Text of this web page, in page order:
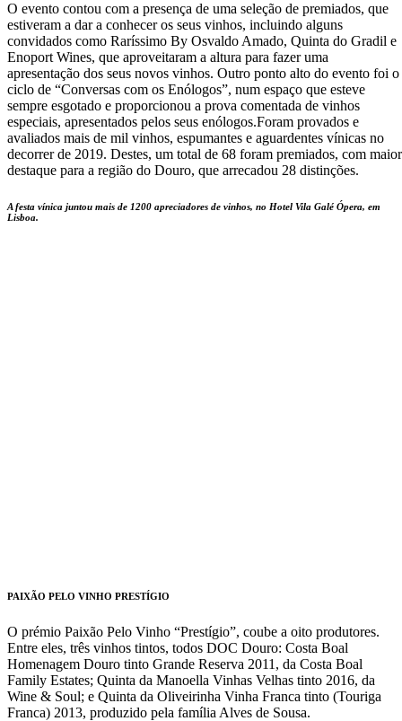
O evento contou com a presença de uma seleção de premiados, que
estiveram a dar a conhecer os seus vinhos, incluindo alguns
convidados como Raríssimo By Osvaldo Amado, Quinta do Gradil e
Enoport Wines, que aproveitaram a altura para fazer uma
apresentação dos seus novos vinhos. Outro ponto alto do evento foi o
ciclo de “Conversas com os Enólogos”, num espaço que esteve
sempre esgotado e proporcionou a prova comentada de vinhos
especiais, apresentados pelos seus enólogos.Foram provados e
avaliados mais de mil vinhos, espumantes e aguardentes vínicas no
decorrer de 2019. Destes, um total de 68 foram premiados, com maior
destaque para a região do Douro, que arrecadou 28 distinções.
A festa vínica juntou mais de 1200 apreciadores de vinhos, no Hotel Vila Galé Ópera, em
Lisboa.
PAIXÃO PELO VINHO PRESTÍGIO
O prémio Paixão Pelo Vinho “Prestígio”, coube a oito produtores.
Entre eles, três vinhos tintos, todos DOC Douro: Costa Boal
Homenagem Douro tinto Grande Reserva 2011, da Costa Boal
Family Estates; Quinta da Manoella Vinhas Velhas tinto 2016, da
Wine & Soul; e Quinta da Oliveirinha Vinha Franca tinto (Touriga
Franca) 2013, produzido pela família Alves de Sousa.